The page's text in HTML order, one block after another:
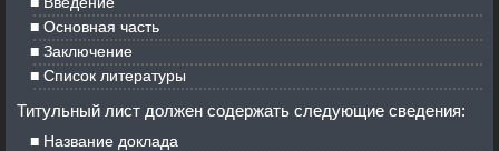
Основная часть
Заключение
Список литературы
Титульный лист должен содержать следующие сведения:
Название доклада